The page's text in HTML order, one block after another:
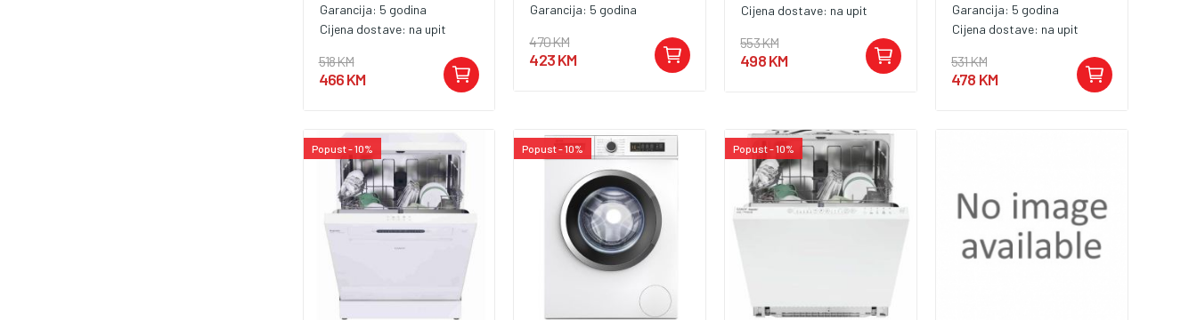
Garancija: 5 godina
Cijena dostave: na upit
518 KM
466 KM
Garancija: 5 godina
470 KM
423 KM
Cijena dostave: na upit
553 KM
498 KM
Garancija: 5 godina
Cijena dostave: na upit
531 KM
478 KM
Popust - 10% Popust - 10% Popust - 10%